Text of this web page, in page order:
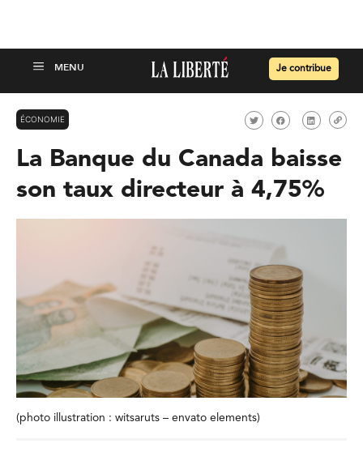
Je contribue
ÉCONOMIE
La Banque du Canada baisse
son taux directeur à 4,75%
(photo illustration : witsaruts – envato elements)